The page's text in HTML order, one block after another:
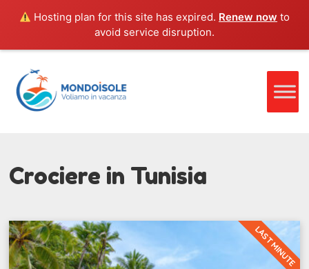
Hosting plan for this site has expired. Renew now to
avoid service disruption.
Crociere in Tunisia
LAST MINUTE